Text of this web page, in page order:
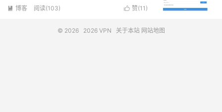
 赞(11 )
 博客 阅读(103)
© 2026 2026 VPN 关于本站 网站地图